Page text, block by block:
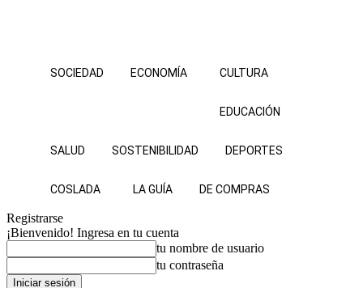
SOCIEDAD ECONOMÍA CULTURA
EDUCACIÓN
SALUD SOSTENIBILIDAD DEPORTES
COSLADA LA GUÍA DE COMPRAS
Registrarse
¡Bienvenido! Ingresa en tu cuenta
tu nombre de usuario
tu contraseña